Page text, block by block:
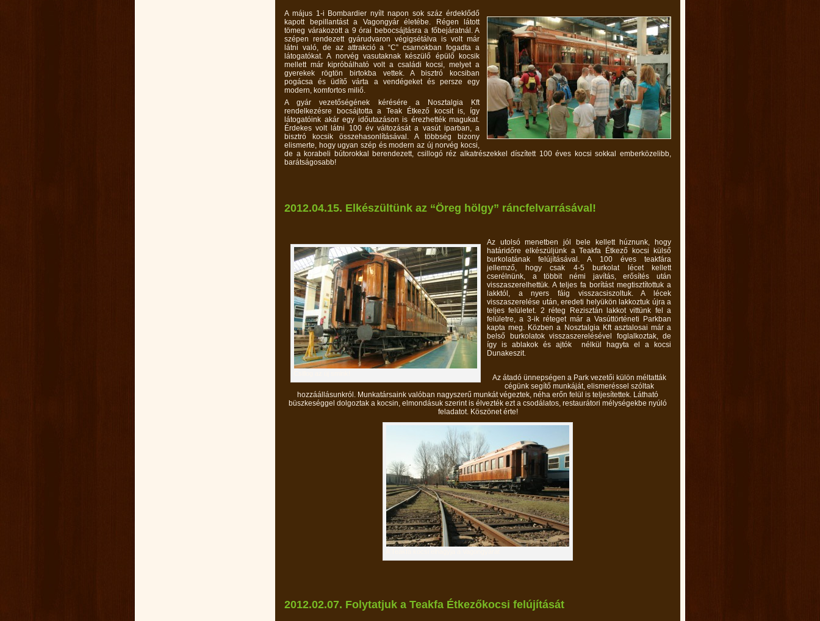
A május 1-i Bombardier nyílt napon sok száz érdeklődő
kapott bepillantást a Vagongyár életébe. Régen látott
tömeg várakozott a 9 órai bebocsájtásra a főbejáratnál. A
szépen rendezett gyárudvaron végigsétálva is volt már
látni való, de az attrakció a “C” csarnokban fogadta a
látogatókat. A norvég vasutaknak készülő épülő kocsik
mellett már kipróbálható volt a családi kocsi, melyet a
gyerekek rögtön birtokba vettek. A bisztró kocsiban
pogácsa és üdítő várta a vendégeket és persze egy
modern, komfortos miliő.
A gyár vezetőségének kérésére a Nosztalgia Kft
rendelkezésre bocsájtotta a Teak Étkező kocsit is, így
látogatóink akár egy időutazáson is érezhették magukat.
Érdekes volt látni 100 év változását a vasút iparban, a
bisztró kocsik összehasonlításával. A többség bizony
elismerte, hogy ugyan szép és modern az új norvég kocsi,
de a korabeli bútorokkal berendezett, csillogó réz alkatrészekkel díszített 100 éves kocsi sokkal emberközelibb,
barátságosabb!
2012.04.15. Elkészültünk az “Öreg hölgy” ráncfelvarrásával!
Az utolsó menetben jól bele kellett húznunk, hogy
határidőre elkészüljünk a Teakfa Étkező kocsi külső
burkolatának felújításával. A 100 éves teakfára
jellemző, hogy csak 4-5 burkolat lécet kellett
cserélnünk, a többit némi javítás, erősítés után
visszaszerelhettük. A teljes fa borítást megtisztítottuk a
lakktól, a nyers fáig visszacsiszoltuk. A lécek
visszaszerelése után, eredeti helyükön lakkoztuk újra a
teljes felületet. 2 réteg Rezisztán lakkot vittünk fel a
felületre, a 3-ik réteget már a Vasúttörténeti Parkban
kapta meg. Közben a Nosztalgia Kft asztalosai már a
belső burkolatok visszaszerelésével foglalkoztak, de
így is ablakok és ajtók nélkül hagyta el a kocsi
Dunakeszit.
Az átadó ünnepségen a Park vezetői külön méltatták
cégünk segítő munkáját, elismeréssel szóltak
hozzáállásunkról. Munkatársaink valóban nagyszerű munkát végeztek, néha erőn felül is teljesítettek. Látható
büszkeséggel dolgoztak a kocsin, elmondásuk szerint is élvezték ezt a csodálatos, restaurátori mélységekbe nyúló
feladatot. Köszönet érte!
2012.02.07. Folytatjuk a Teakfa Étkezőkocsi felújítását